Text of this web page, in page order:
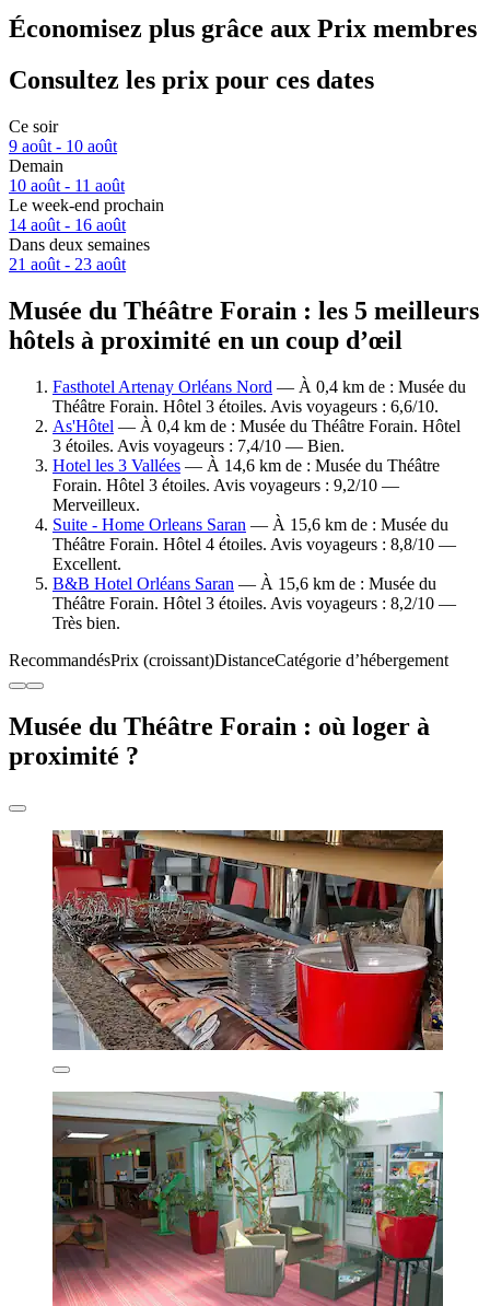
Économisez plus grâce aux Prix membres
Consultez les prix pour ces dates
Ce soir
9 août - 10 août
Demain
10 août - 11 août
Le week-end prochain
14 août - 16 août
Dans deux semaines
21 août - 23 août
Musée du Théâtre Forain : les 5 meilleurs
hôtels à proximité en un coup d’œil
Fasthotel Artenay Orléans Nord — À 0,4 km de : Musée du
Théâtre Forain. Hôtel 3 étoiles. Avis voyageurs : 6,6/10.
As'Hôtel — À 0,4 km de : Musée du Théâtre Forain. Hôtel
3 étoiles. Avis voyageurs : 7,4/10 — Bien.
Hotel les 3 Vallées — À 14,6 km de : Musée du Théâtre
Forain. Hôtel 3 étoiles. Avis voyageurs : 9,2/10 —
Merveilleux.
Suite - Home Orleans Saran — À 15,6 km de : Musée du
Théâtre Forain. Hôtel 4 étoiles. Avis voyageurs : 8,8/10 —
Excellent.
B&B Hotel Orléans Saran — À 15,6 km de : Musée du
Théâtre Forain. Hôtel 3 étoiles. Avis voyageurs : 8,2/10 —
Très bien.
RecommandésPrix (croissant)DistanceCatégorie d’hébergement
Musée du Théâtre Forain : où loger à
proximité ?